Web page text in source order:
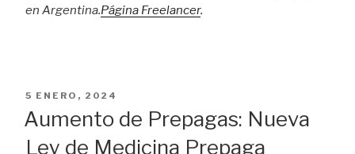
en Argentina.Página Freelancer.
PUBLICADO
EL
5 ENERO, 2024
Aumento de Prepagas: Nueva
Ley de Medicina Prepaga